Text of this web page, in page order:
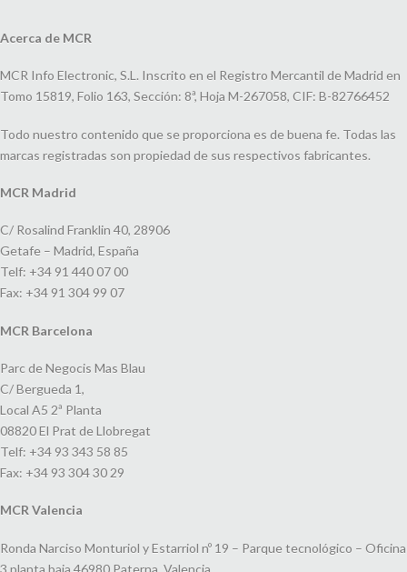
Acerca de MCR
MCR Info Electronic, S.L. Inscrito en el Registro Mercantil de Madrid en
Tomo 15819, Folio 163, Sección: 8ª, Hoja M-267058, CIF: B-82766452
Todo nuestro contenido que se proporciona es de buena fe. Todas las
marcas registradas son propiedad de sus respectivos fabricantes.
MCR Madrid
C/ Rosalind Franklin 40, 28906
Getafe – Madrid, España
Telf: +34 91 440 07 00
Fax: +34 91 304 99 07
MCR Barcelona
Parc de Negocis Mas Blau
C/ Bergueda 1,
Local A5 2ª Planta
08820 El Prat de Llobregat
Telf: +34 93 343 58 85
Fax: +34 93 304 30 29
MCR Valencia
Ronda Narciso Monturiol y Estarriol nº 19 – Parque tecnológico – Oficina
3 planta baja 46980 Paterna, Valencia